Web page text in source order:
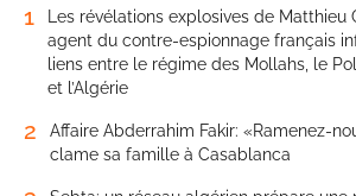
1
Les révélations explosives de Matthieu
agent du contre-espionnage français
liens entre le régime des Mollahs, le
et l’Algérie
2
Affaire Abderrahim Fakir: «Ramenez-
clame sa famille à Casablanca